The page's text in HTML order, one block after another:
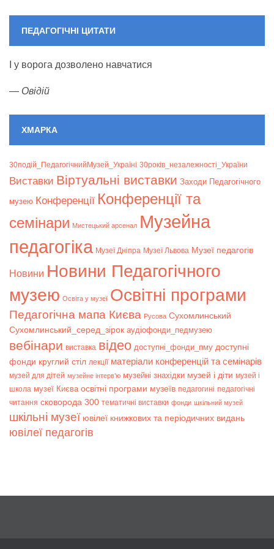
ПЕДАГОГІЧНІ ЦИТАТИ
І у ворога дозволено навчатися
— Овідій
ХМАРКА
30подій_ПедагогічнийМузей_Україні 30років_незалежності_України
Bиставки Віртуальні виставки Заходи Педагогічного
музею Конференції Конференції та
семінари Мистецький арсенал Музейна
педагогіка Музеї Дніпра Музеї Львова Музеї педагогів
Новини Новини Педагогічного
музею Освіта у музеї Освітні програми
Педагогічна мапа Києва Русова Сухомлинський
Сухомлинський_серед_зірок аудіофонди_педмузею
вебінари виставка відео доступні_фонди_пму доступні
фонди круглий стіл лекції матеріали конференцій та семінарів
музей для дітей музейне інтерв’ю музейні знахідки музей і діти музей і
школа музеї Києва освітні програми музеїв педагогині педагогічні
читання сковорода 300 тематичні виставки фонди шкільний музей
шкільні музеї ювілеї книжкових та періодичних видань
ювілеї педагогів